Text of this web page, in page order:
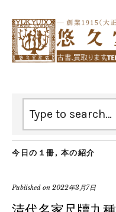
今日の１冊 , 本の紹介
Published on 2022年3月7日